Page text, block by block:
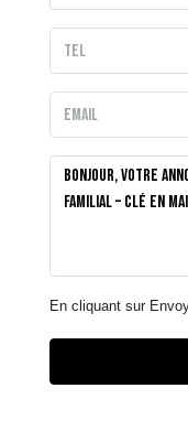
En cliquant sur